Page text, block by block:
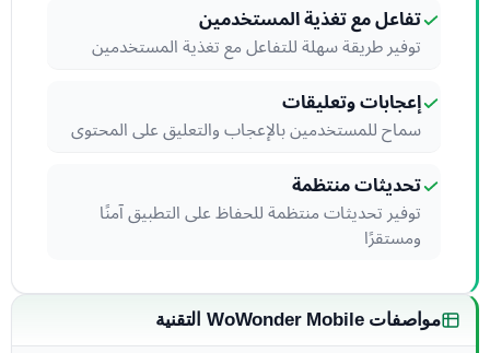
تفاعل مع تغذية المستخدمين
توفير طريقة سهلة للتفاعل مع تغذية المستخدمين
إعجابات وتعليقات
سماح للمستخدمين بالإعجاب والتعليق على المحتوى
تحديثات منتظمة
توفير تحديثات منتظمة للحفاظ على التطبيق آمنًا
ومستقرًا
مواصفات WoWonder Mobile التقنية